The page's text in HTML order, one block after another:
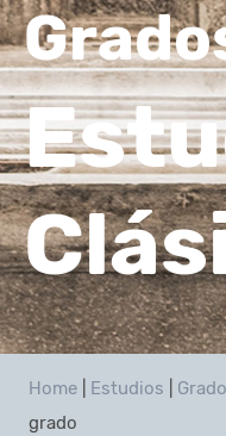
Home Estudios
grado